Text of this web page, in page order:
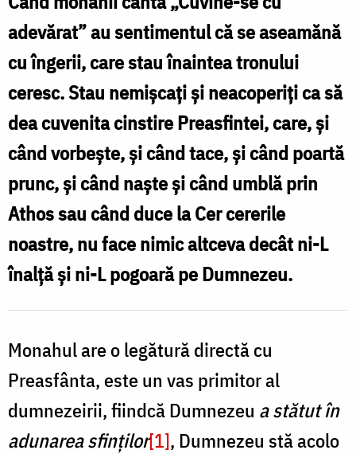
cea
mai
/
Foto:
Oana
Nechifor
adevărat” au sentimentul că se aseamănă
cu îngerii, care stau înaintea tronului
ceresc. Stau nemișcați și neacoperiți ca să
dea cuvenita cinstire Preasfintei, care, și
când vorbește, și când tace, și când poartă
prunc, și când naște și când umblă prin
Athos sau când duce la Cer cererile
noastre, nu face nimic altceva decât ni-L
înalță și ni-L pogoară pe Dumnezeu.
Monahul are o legătură directă cu
Preasfânta, este un vas primitor al
dumnezeirii, fiindcă Dumnezeu a stătut în
adunarea sfinților[1], Dumnezeu stă acolo